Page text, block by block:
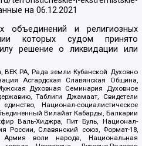
на06.12.2021
объединений и религиозных
которых судом принято
решение о ликвидации или
ВЕК РА, Рада земли Кубанской Духовно
Асгардская Славянская Община,
Духовная Семинария Духовное
Таблиги Джамаат, Свидетели
Национал-социалистическое
Вилайат Кабарды, Балкарии
Валь-Хиджра, Пит Буль, Национал-
России, Славянский союз, Формат-18,
воли народа, Национальная